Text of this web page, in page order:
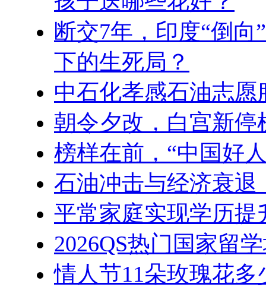
断交7年，印度“倒
下的生死局？
中石化孝感石油志
朝令夕改，白宫新停
榜样在前，“中国好
石油冲击与经济衰退
平常家庭实现学历提
2026QS热门国家留
情人节11朵玫瑰花